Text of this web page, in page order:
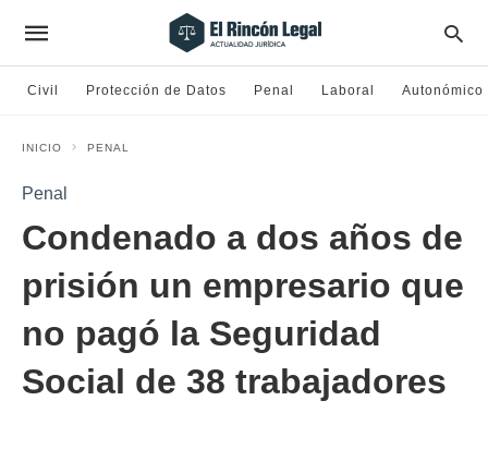
Civil Protección de Datos Penal Laboral Autonómico
INICIO PENAL
Penal
Condenado a dos años de
prisión un empresario que
no pagó la Seguridad
Social de 38 trabajadores